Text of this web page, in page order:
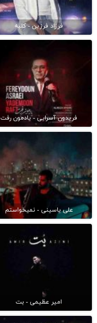
فرزاد فرزین - کلبه
فریدون آسرایی - یادمون رفت
علی یاسینی - نمیخواستم
امیر عظیمی - بت